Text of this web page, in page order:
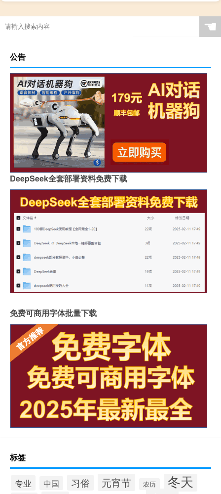
☚
公告
DeepSeek全套部署资料免费下载
免费可商用字体批量下载
标签
专业 中国 习俗 元宵节 农历 冬天